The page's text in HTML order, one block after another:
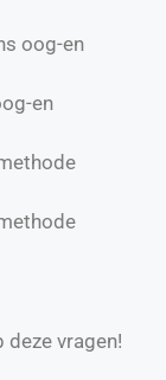
oog-en
en
vragen!